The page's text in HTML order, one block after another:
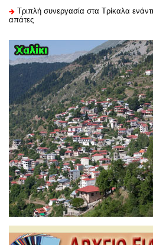
Τριπλή συνεργασία στα Τρίκαλα
απάτες